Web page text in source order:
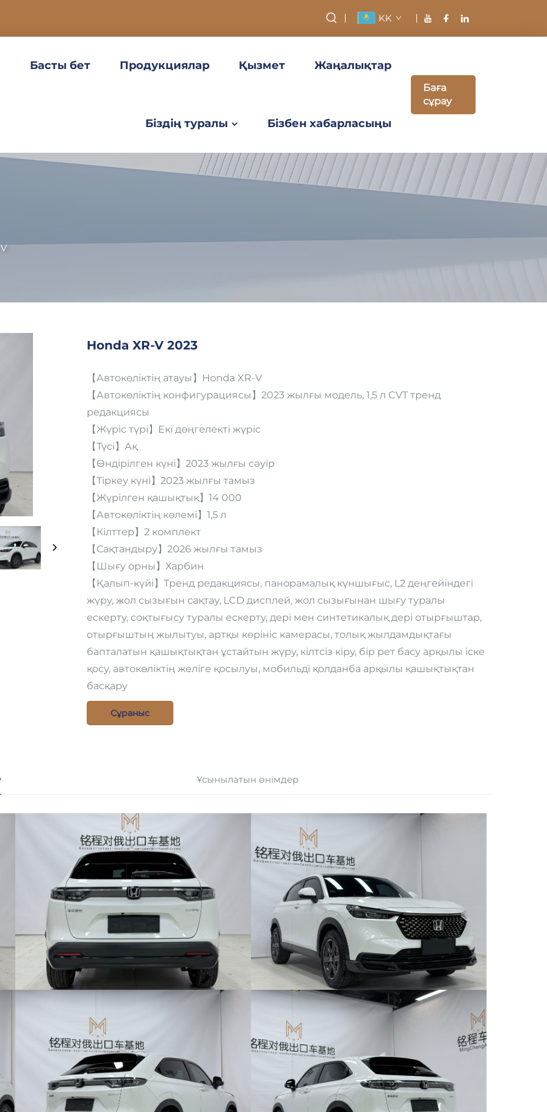
KK
Басты бет Продукциялар Қызмет Жаңалықтар
Біздің туралы Бізбен хабарласыңы
Баға
сұрау
Honda XR-V 2023
【Автокөліктің атауы】Honda XR-V
【Автокөліктің конфигурациясы】2023 жылғы модель, 1,5 л CVT тренд
редакциясы
【Жүріс түрі】Екі дөңгелекті жүріс
【Түсі】Ақ
【Өндірілген күні】2023 жылғы сәуір
【Тіркеу күні】2023 жылғы тамыз
【Жүрілген қашықтық】14 000
【Автокөліктің көлемі】1,5 л
【Кілттер】2 комплект
【Сақтандыру】2026 жылғы тамыз
【Шығу орны】Харбин
【Қалып-күйі】Тренд редакциясы, панорамалық күншығыс, L2 деңгейіндегі
жүру, жол сызығын сақтау, LCD дисплей, жол сызығынан шығу туралы
ескерту, соқтығысу туралы ескерту, дері мен синтетикалық дері отырғыштар,
отырғыштың жылытуы, артқы көрініс камерасы, толық жылдамдықтағы
бапталатын қашықтықтан ұстайтын жүру, кілтсіз кіру, бір рет басу арқылы іске
қосу, автокөліктің желіге қосылуы, мобильді қолданба арқылы қашықтықтан
басқару
Сұраныс
Ұсынылатын өнімдер